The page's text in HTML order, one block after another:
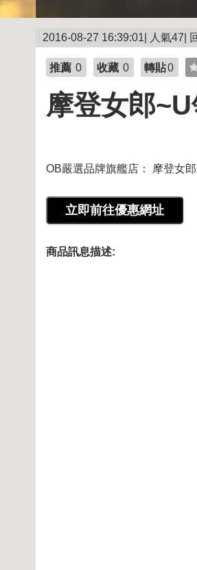
2016-08-27 16:39:01| 人氣47|
推薦 0 收藏 0 轉貼0
摩登女郎
OB嚴選品牌旗艦店： 摩登女
商品訊息描述: